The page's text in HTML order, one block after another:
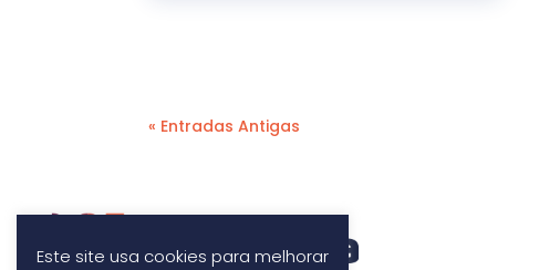
« Entradas Antigas
Este site usa cookies para melhorar